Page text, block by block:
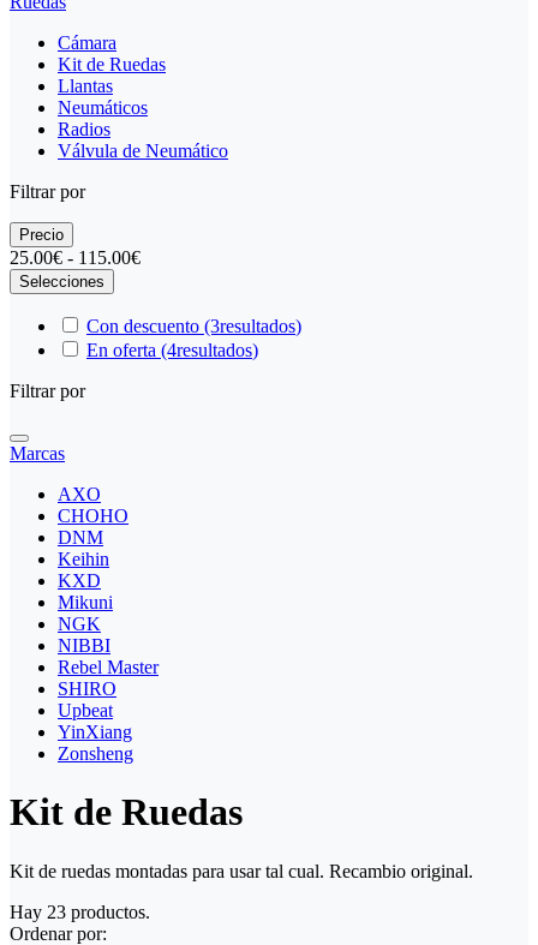
Cámara
Kit de Ruedas
Llantas
Neumáticos
Radios
Válvula de Neumático
Filtrar por
Precio
25.00€ - 115.00€
Selecciones
Con descuento (3resultados)
En oferta (4resultados)
Filtrar por
Marcas
AXO
CHOHO
DNM
Keihin
KXD
Mikuni
NGK
NIBBI
Rebel Master
SHIRO
Upbeat
YinXiang
Zonsheng
Kit de Ruedas
Kit de ruedas montadas para usar tal cual. Recambio original.
Hay 23 productos.
Ordenar por: